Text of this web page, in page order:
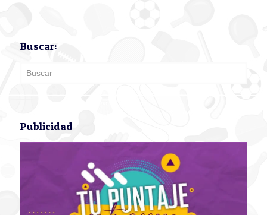
Buscar:
Publicidad